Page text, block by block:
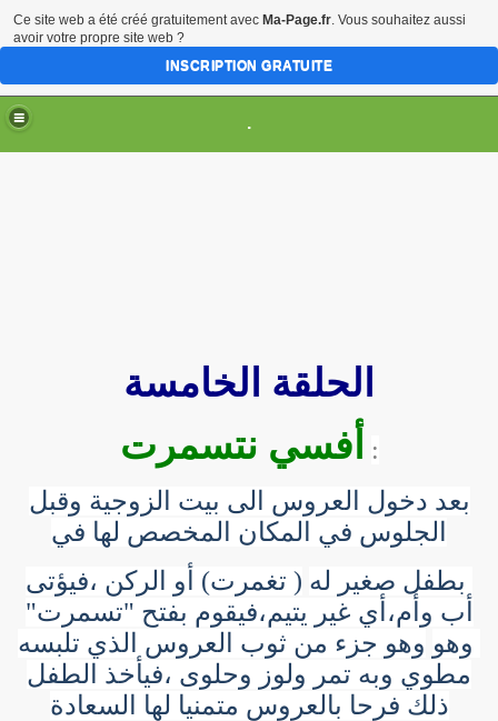
.
الحلقة الخامسة
أفسي نتسمرت
:
بعد دخول العروس الى بيت الزوجية وقبل
الجلوس في المكان المخصص لها في
( تغمرت) أو الركن ،فيؤتى بطفل صغير له
أب وأم،أي غير يتيم،فيقوم بفتح "تسمرت"
وهو جزء من ثوب العروس الذي تلبسه وهو
مطوي وبه تمر ولوز وحلوى ،فيأخذ الطفل
ذلك فرحا بالعروس متمنيا لها السعادة
Ce site web a été créé gratuitement avec Ma-Page.fr. Vous souhaitez aussi
avoir votre propre site web ?
INSCRIPTION GRATUITE